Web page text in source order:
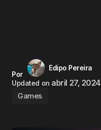
Por
Edipo Pereira
Updated on abril 27, 2024
Games